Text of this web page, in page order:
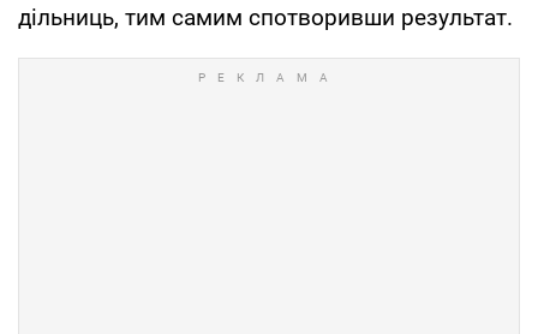
дільниць, тим самим спотворивши результат.